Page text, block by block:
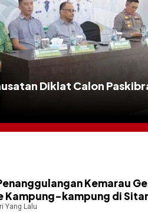
Diklat Calon
Kemarau
Kampung-kampung di
Yang Lalu